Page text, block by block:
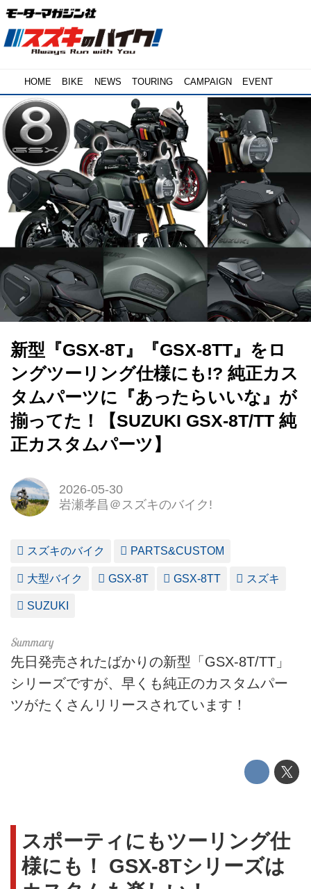
HOME BIKE NEWS TOURING CAMPAIGN EVENT
新型『GSX-8T』『GSX-8TT』をロ
ングツーリング仕様にも!? 純正カス
タムパーツに『あったらいいな』が
揃ってた！【SUZUKI GSX-8T/TT 純
正カスタムパーツ】
2026-05-30
岩瀬孝昌＠スズキのバイク!
スズキのバイク PARTS&CUSTOM
大型バイク GSX-8T GSX-8TT スズキ
SUZUKI
先日発売されたばかりの新型「GSX-8T/TT」
シリーズですが、早くも純正のカスタムパー
ツがたくさんリリースされています！
スポーティにもツーリング仕
様にも！ GSX-8Tシリーズは